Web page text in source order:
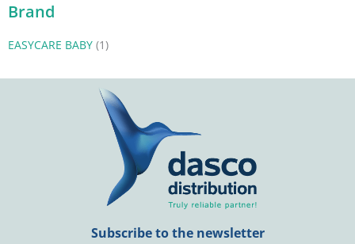
Brand
EASYCARE BABY (1)
Subscribe to the newsletter